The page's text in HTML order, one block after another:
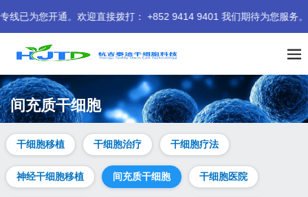
欢迎直接拨打： +852 9414 9401 我们期待为您服务。
间充质干细胞
干细胞移植 干细胞治疗 干细胞疗法
神经干细胞移植 间充质干细胞 干细胞医院